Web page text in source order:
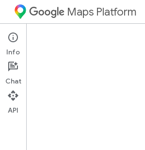
Maps Platform
Environment
Panduan
Info
Chat
API